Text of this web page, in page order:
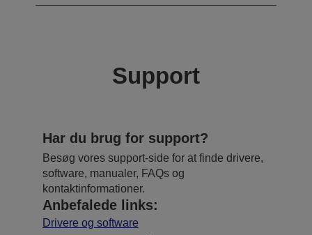
Support
Har du brug for support?
Besøg vores support-side for at finde drivere,
software, manualer, FAQs og
kontaktinformationer.
Anbefalede links:
Drivere og software